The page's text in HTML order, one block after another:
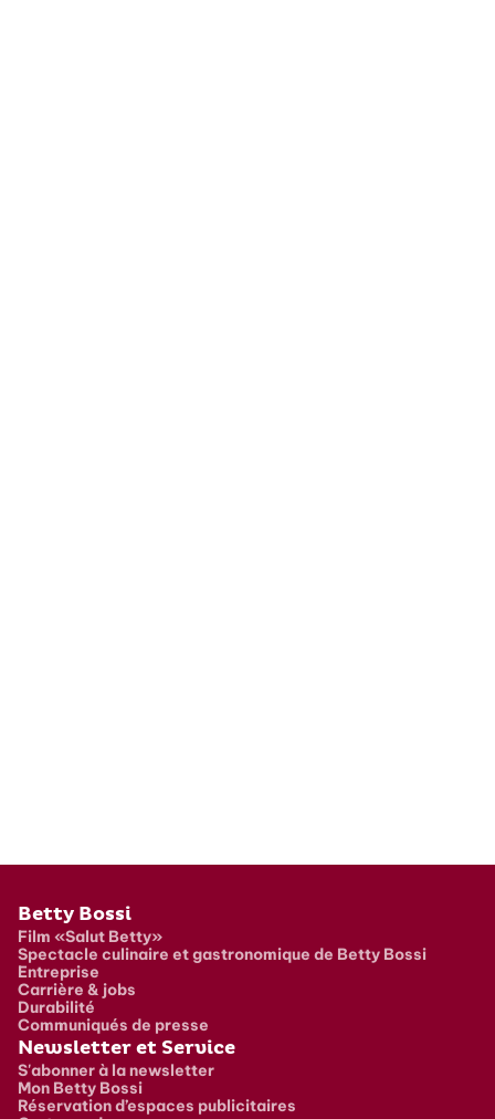
Pied de page
Betty Bossi
Film «Salut Betty»
Spectacle culinaire et gastronomique de Betty Bossi
Entreprise
Carrière & jobs
Durabilité
Communiqués de presse
Newsletter et Service
S'abonner à la newsletter
Mon Betty Bossi
Réservation d’espaces publicitaires